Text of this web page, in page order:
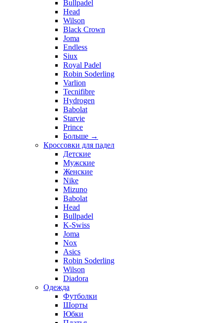
Bullpadel
Head
Wilson
Black Crown
Joma
Endless
Siux
Royal Padel
Robin Soderling
Varlion
Tecnifibre
Hydrogen
Babolat
Starvie
Prince
Больше →
Кроссовки для падел
Детские
Мужские
Женские
Nike
Mizuno
Babolat
Head
Bullpadel
K-Swiss
Joma
Nox
Asics
Robin Soderling
Wilson
Diadora
Одежда
Футболки
Шорты
Юбки